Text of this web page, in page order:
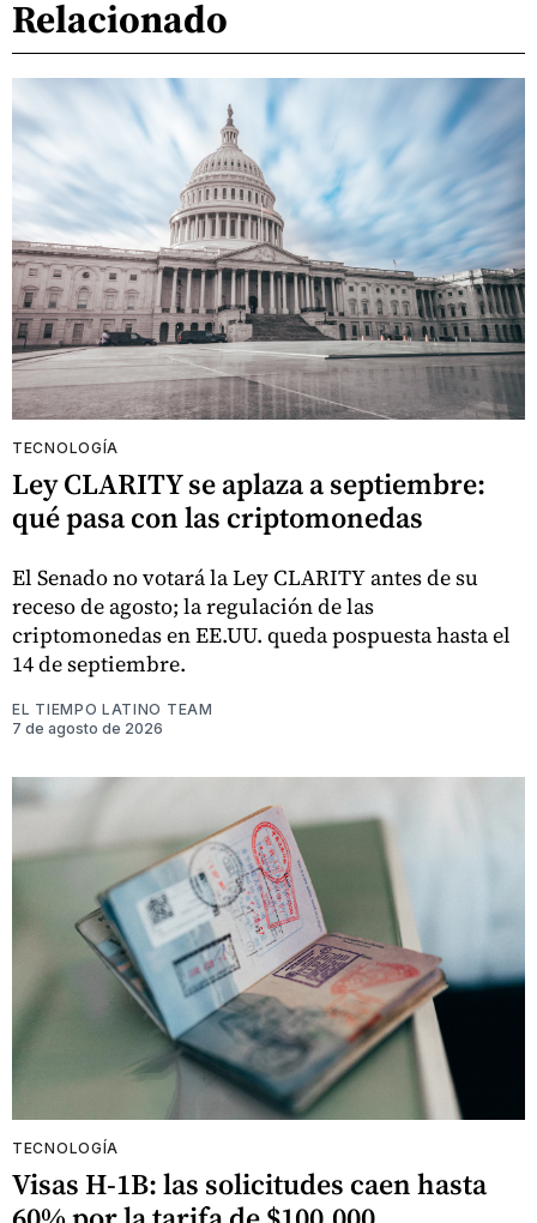
Relacionado
TECNOLOGÍA
Ley CLARITY se aplaza a septiembre:
qué pasa con las criptomonedas
El Senado no votará la Ley CLARITY antes de su
receso de agosto; la regulación de las
criptomonedas en EE.UU. queda pospuesta hasta el
14 de septiembre.
EL TIEMPO LATINO TEAM
7 de agosto de 2026
TECNOLOGÍA
Visas H-1B: las solicitudes caen hasta